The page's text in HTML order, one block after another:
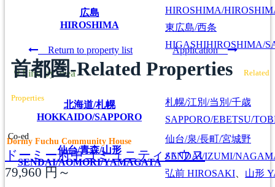
広島
HIROSHIMA
HIROSHIMA/
東広島/西条
HIGASHIHIROSHIMA/
Find by area
北海道/札幌
HOKKAIDO/SAPPORO
札幌/江別/当別/千歳
SAPPORO/EBETSU/
仙台/青森/山形
SENDAI/AOMORI/YAMAGATA
仙台/泉/長町/宮城野
SENDAI/IZUMI/
弘前 HIROSAKI 山形
Return to property list Application
首都圏-Related Properties Related
Properties
Co-ed
Dormy Fuchu Community House
ドーミー府中コミュニティハウス
79,960 円～